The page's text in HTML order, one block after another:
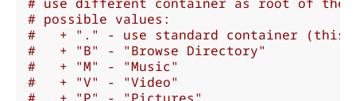
# possible values:
#   + "." - use standard container (this
#   + "B" - "Browse Directory"
#   + "M" - "Music"
#   + "V" - "Video"
#   + "P" - "Pictures"